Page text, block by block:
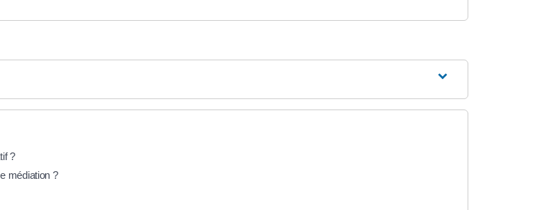
?
médiation ?